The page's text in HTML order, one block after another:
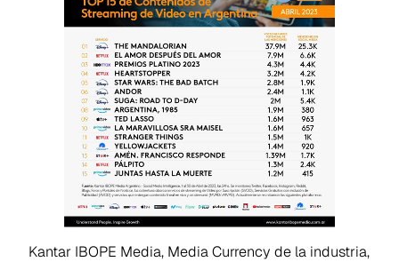
Kantar IBOPE Media, Media Currency de la industria,